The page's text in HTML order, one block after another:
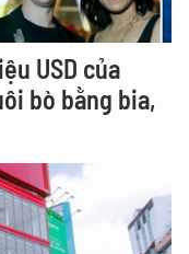
USD của
bò bằng bia,